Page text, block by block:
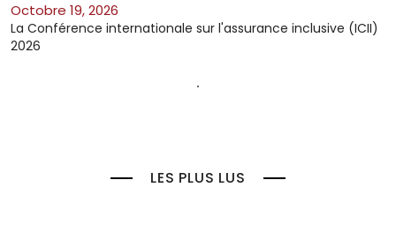
octobre 19, 2026
La Conférence internationale sur l'assurance inclusive (ICII)
2026
LES PLUS LUS